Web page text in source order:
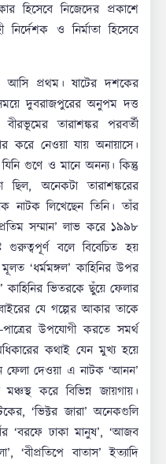
হিসেবে নিজেদের প্রকাশে
ও নির্মাতা হিসেবে
আসি প্রথম। ষাটের দশকের
দুবরাজপুরের অনুপম দত্ত
তারাশঙ্কর পরবর্তী
করে নেওয়া যায় অনায়াসে।
গুণে ও মানে অনন্য। কিন্তু
অনেকটা তারাশঙ্করের
লিখেছেন তিনি। তাঁর
সম্মান’ লাভ করে ১৯৯৮
গুরুত্বপূর্ণ বলে বিবেচিত হয়
মূলত ‘ধর্মমঙ্গল’ কাহিনির উপর
কাহিনির ভিতরকে ছুঁয়ে ফেলার
যে গল্পের আকার তাকে
উপযোগী করতে সমর্থ
কথাই যেন মুখ্য হয়ে
দেওয়া এ নাটক ‘আনন’
করে বিভিন্ন জায়গায়।
‘ভিক্টর জারা’ অনেকগুলি
‘বরফে ঢাকা মানুষ’, ‘আজব
বাতাস’ ইত্যাদি